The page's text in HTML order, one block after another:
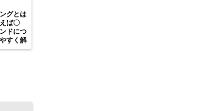
グとは
ば〇
ドにつ
すく解